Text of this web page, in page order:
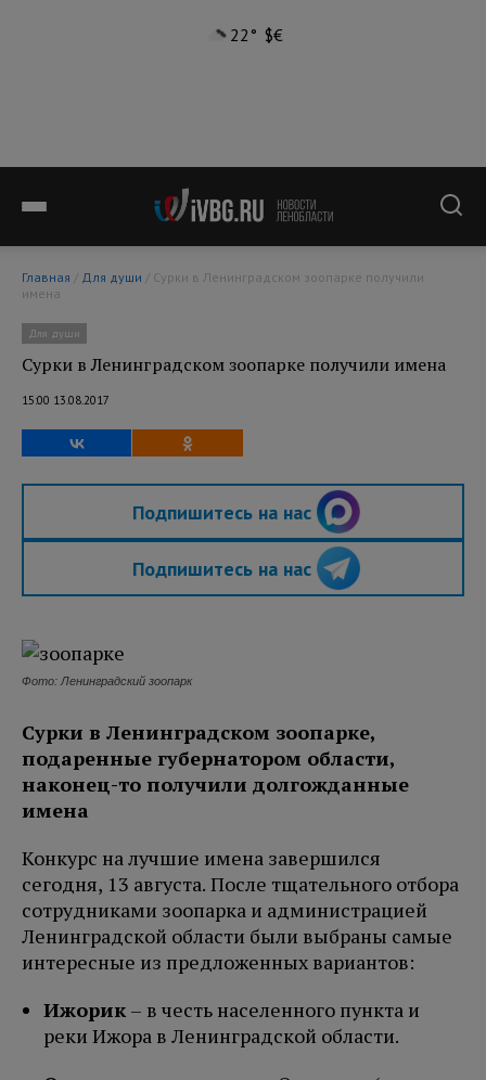
22° $€
Главная / Для души
имена
Для души
Сурки в Ленинградском зоопарке получили имена
15:00 13.08.2017
Подпишитесь на нас
Подпишитесь на нас
Фото: Ленинградский зоопарк
Сурки в Ленинградском зоопарке,
подаренные губернатором области,
наконец-то получили долгожданные
имена
Конкурс на лучшие имена завершился
сегодня, 13 августа. После тщательного отбора
сотрудниками зоопарка и администрацией
Ленинградской области были выбраны самые
интересные из предложенных вариантов:
Ижорик – в честь населенного пункта и
реки Ижора в Ленинградской области.